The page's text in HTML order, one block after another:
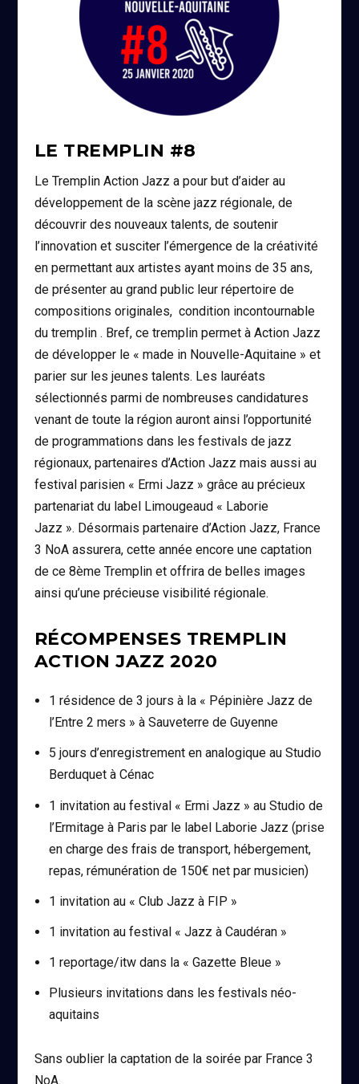
LE TREMPLIN #8
Le Tremplin Action Jazz a pour but d’aider au
développement de la scène jazz régionale, de
découvrir des nouveaux talents, de soutenir
l’innovation et susciter l’émergence de la créativité
en permettant aux artistes ayant moins de 35 ans,
de présenter au grand public leur répertoire de
compositions originales, condition incontournable
du tremplin . Bref, ce tremplin permet à Action Jazz
de développer le « made in Nouvelle-Aquitaine » et
parier sur les jeunes talents. Les lauréats
sélectionnés parmi de nombreuses candidatures
venant de toute la région auront ainsi l’opportunité
de programmations dans les festivals de jazz
régionaux, partenaires d’Action Jazz mais aussi au
festival parisien « Ermi Jazz » grâce au précieux
partenariat du label Limougeaud « Laborie
Jazz ». Désormais partenaire d’Action Jazz, France
3 NoA assurera, cette année encore une captation
de ce 8ème Tremplin et offrira de belles images
ainsi qu’une précieuse visibilité régionale.
RÉCOMPENSES TREMPLIN
ACTION JAZZ 2020
1 résidence de 3 jours à la « Pépinière Jazz de
l’Entre 2 mers » à Sauveterre de Guyenne
5 jours d’enregistrement en analogique au Studio
Berduquet à Cénac
1 invitation au festival « Ermi Jazz » au Studio de
l’Ermitage à Paris par le label Laborie Jazz (prise
en charge des frais de transport, hébergement,
repas, rémunération de 150€ net par musicien)
1 invitation au « Club Jazz à FIP »
1 invitation au festival « Jazz à Caudéran »
1 reportage/itw dans la « Gazette Bleue »
Plusieurs invitations dans les festivals néo-
aquitains
Sans oublier la captation de la soirée par France 3
NoA.